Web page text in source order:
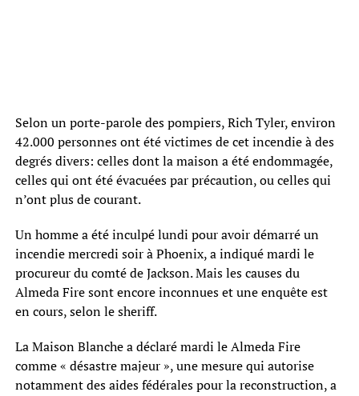
Selon un porte-parole des pompiers, Rich Tyler, environ
42.000 personnes ont été victimes de cet incendie à des
degrés divers: celles dont la maison a été endommagée,
celles qui ont été évacuées par précaution, ou celles qui
n’ont plus de courant.
Un homme a été inculpé lundi pour avoir démarré un
incendie mercredi soir à Phoenix, a indiqué mardi le
procureur du comté de Jackson. Mais les causes du
Almeda Fire sont encore inconnues et une enquête est
en cours, selon le sheriff.
La Maison Blanche a déclaré mardi le Almeda Fire
comme « désastre majeur », une mesure qui autorise
notamment des aides fédérales pour la reconstruction, a